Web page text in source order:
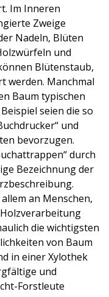
Im Inneren
Zweige
Nadeln, Blüten
und
Blütenstaub,
werden. Manchmal
Baum typischen
seien die so
und
bevorzugen.
durch
Bezeichnung der
an Menschen,
die wichtigsten
von Baum
in einer Xylothek
und
Forstleute